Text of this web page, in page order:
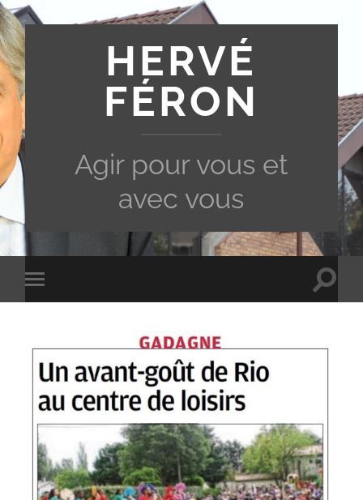
HERVÉ
FÉRON
Agir pour vous et
avec vous
Toggle
mobile
Toggle